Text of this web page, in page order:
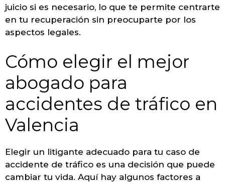
juicio si es necesario, lo que te permite centrarte
en tu recuperación sin preocuparte por los
aspectos legales.
Cómo elegir el mejor
abogado para
accidentes de tráfico en
Valencia
Elegir un litigante adecuado para tu caso de
accidente de tráfico es una decisión que puede
cambiar tu vida. Aquí hay algunos factores a